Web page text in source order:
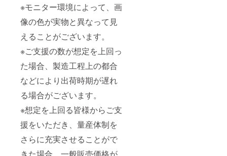
※モニター環境によって、画
像の色が実物と異なって見
えることがございます。
※ご支援の数が想定を上回っ
た場合、製造工程上の都合
などにより出荷時期が遅れ
る場合がございます。
※想定を上回る皆様からご支
援をいただき、量産体制を
さらに充実させることがで
きた場合、一般販売価格が